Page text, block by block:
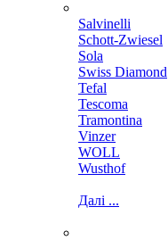
Salvinelli
Schott-Zwiesel
Sola
Swiss Diamond
Tefal
Tescoma
Tramontina
Vinzer
WOLL
Wusthof
Далі ...